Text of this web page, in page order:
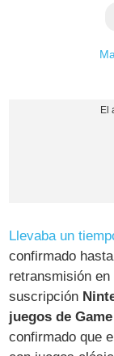
Llevaba un
confirmado
retransmisión
suscripción
juegos de
confirmado que